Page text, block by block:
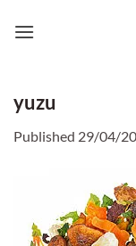
yuzu
Published 29/04/